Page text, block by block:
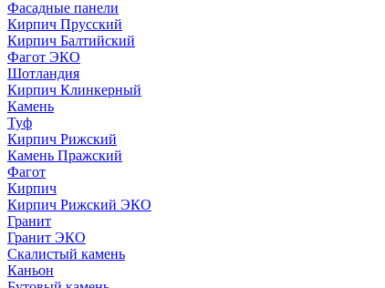
Фасадные панели
Кирпич Прусский
Кирпич Балтийский
Фагот ЭКО
Шотландия
Кирпич Клинкерный
Камень
Туф
Кирпич Рижский
Камень Пражский
Фагот
Кирпич
Кирпич Рижский ЭКО
Гранит
Гранит ЭКО
Скалистый камень
Каньон